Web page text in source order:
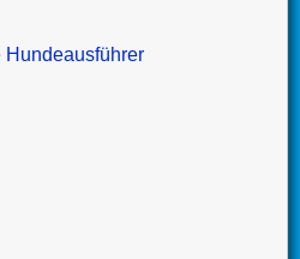
Hundeausführer